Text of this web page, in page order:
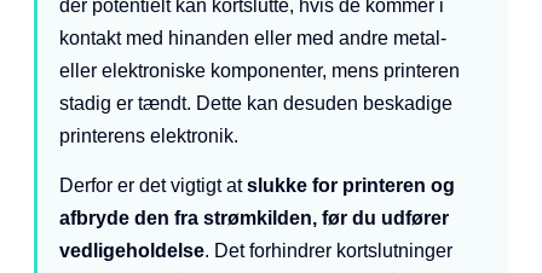
der potentielt kan kortslutte, hvis de kommer i
kontakt med hinanden eller med andre metal-
eller elektroniske komponenter, mens printeren
stadig er tændt. Dette kan desuden beskadige
printerens elektronik.
Derfor er det vigtigt atslukke for printeren og
afbryde den fra strømkilden, før du udfører
vedligeholdelse. Det forhindrer kortslutninger